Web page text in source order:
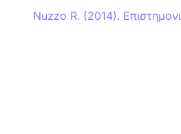
Nuzzo R. (2014).